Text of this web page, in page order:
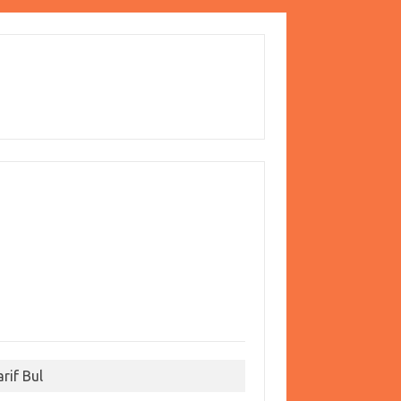
Bul